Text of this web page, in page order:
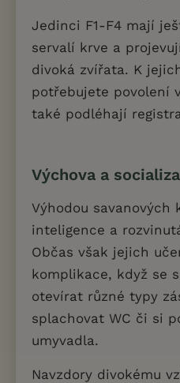
Jedinci F1-F4 mají
servalí krve a
divoká zvířata. K
potřebujete povolení
také podléhají
Výchova a
Výhodou savanových
inteligence a
Občas však jejich
komplikace, když se
otevírat různé typy
splachovat WC či si
umyvadla.
Navzdory divokému